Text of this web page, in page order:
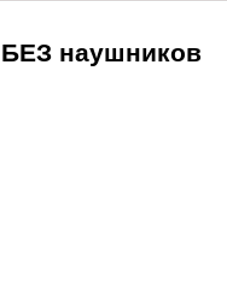
БЕЗ наушников